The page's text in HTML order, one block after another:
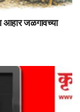
जळगावच्या